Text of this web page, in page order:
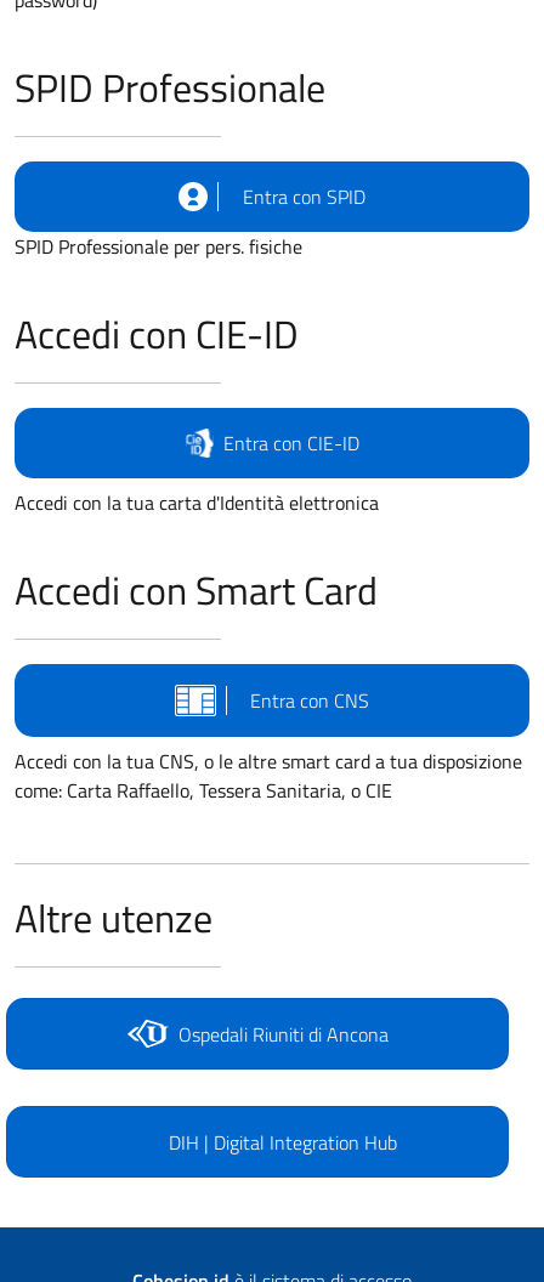
SPID Professionale
Entra con SPID
SPID Professionale per pers. fisiche
Accedi con CIE-ID
Entra con CIE-ID
Accedi con la tua carta d'Identità elettronica
Accedi con Smart Card
Entra con CNS
Accedi con la tua CNS, o le altre smart card a tua disposizione
come: Carta Raffaello, Tessera Sanitaria, o CIE
Altre utenze
Ospedali Riuniti di Ancona
DIH | Digital Integration Hub